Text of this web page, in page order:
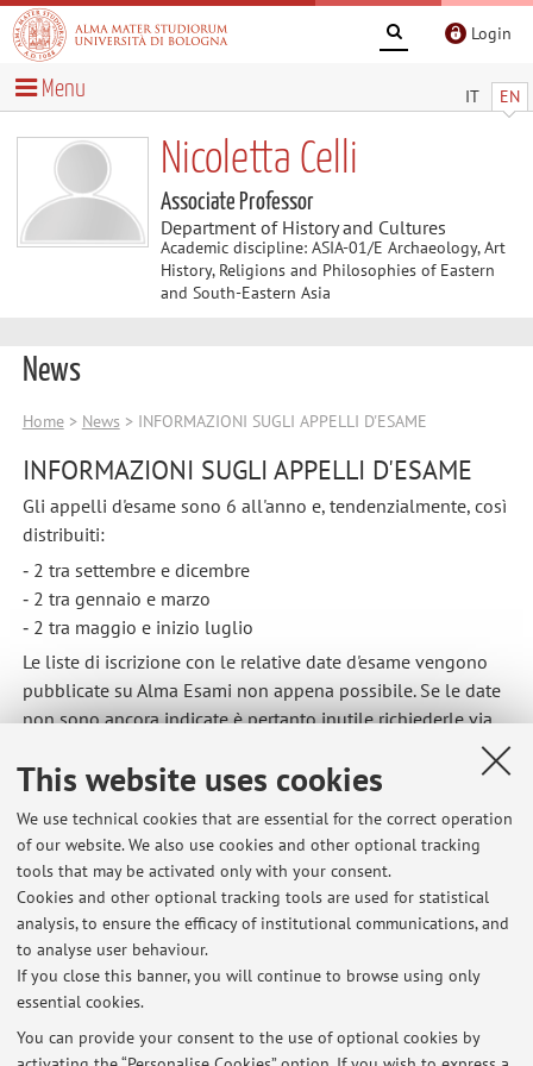
This website uses cookies
We use technical cookies that are essential for the correct operation
of our website. We also use cookies and other optional tracking
tools that may be activated only with your consent.
Cookies and other optional tracking tools are used for statistical
analysis, to ensure the efficacy of institutional communications, and
to analyse user behaviour.
If you close this banner, you will continue to browse using only
essential cookies.
You can provide your consent to the use of optional cookies by
Login
IT EN
Menu
Nicoletta Celli
Associate Professor
Department of History and Cultures
Academic discipline: ASIA-01/E Archaeology, Art
History, Religions and Philosophies of Eastern
and South-Eastern Asia
News
Home> News > INFORMAZIONI SUGLI APPELLI D'ESAME
INFORMAZIONI SUGLI APPELLI D'ESAME
Gli appelli d'esame sono 6 all'anno e, tendenzialmente, così
distribuiti:
‐ 2 tra settembre e dicembre
‐ 2 tra gennaio e marzo
‐ 2 tra maggio e inizio luglio
Le liste di iscrizione con le relative date d'esame vengono
pubblicate su Alma Esami non appena possibile. Se le date
non sono ancora indicate è pertanto inutile richiederle via
Published on: August 07 2020
Latest news
AVVISO AI LAUREANDI: VERIFICA DELL’ORIGINALITÀ DELLA TESI
Published on: July 24 2022
INFORMAZIONI SUGLI APPELLI D'ESAME
Published on: August 07 2020